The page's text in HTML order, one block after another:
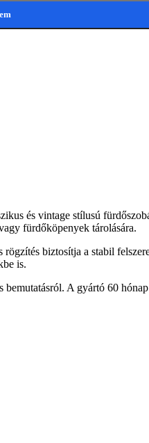
és vintage stílusú
fürdőköpenyek tárolására.
biztosítja a stabil
is.
A gyártó 60